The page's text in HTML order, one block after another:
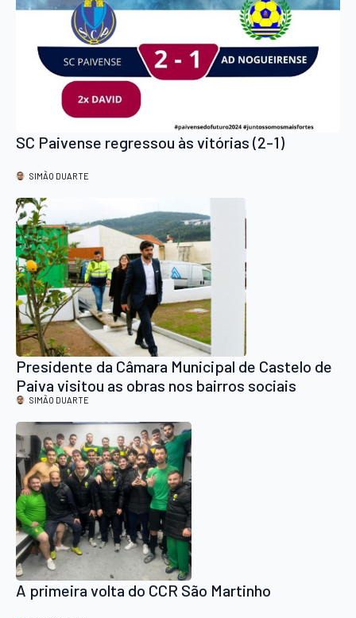
SC Paivense regressou às vitórias (2-1)
SIMÃO DUARTE
Presidente da Câmara Municipal de Castelo de
Paiva visitou as obras nos bairros sociais
SIMÃO DUARTE
A primeira volta do CCR São Martinho